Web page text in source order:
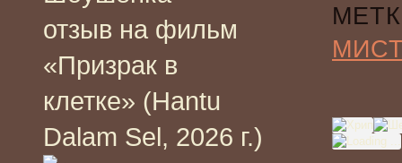
отзыв на фильм
«Призрак в
клетке» (Hantu
Dalam Sel, 2026 г.)